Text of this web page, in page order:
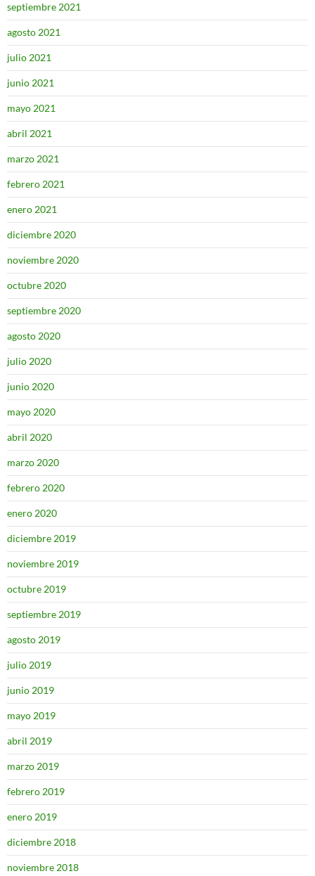
septiembre 2021
agosto 2021
julio 2021
junio 2021
mayo 2021
abril 2021
marzo 2021
febrero 2021
enero 2021
diciembre 2020
noviembre 2020
octubre 2020
septiembre 2020
agosto 2020
julio 2020
junio 2020
mayo 2020
abril 2020
marzo 2020
febrero 2020
enero 2020
diciembre 2019
noviembre 2019
octubre 2019
septiembre 2019
agosto 2019
julio 2019
junio 2019
mayo 2019
abril 2019
marzo 2019
febrero 2019
enero 2019
diciembre 2018
noviembre 2018